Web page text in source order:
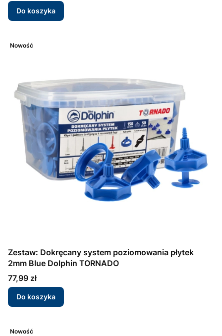
Do koszyka
Nowość
Zestaw: Dokręcany system poziomowania płytek
2mm Blue Dolphin TORNADO
Cena
77,99 zł
Do koszyka
Nowość